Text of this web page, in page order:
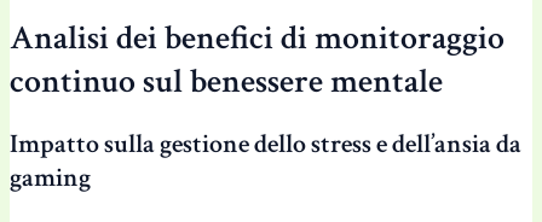
Analisi dei benefici di monitoraggio
continuo sul benessere mentale
Impatto sulla gestione dello stress e dell’ansia da
gaming